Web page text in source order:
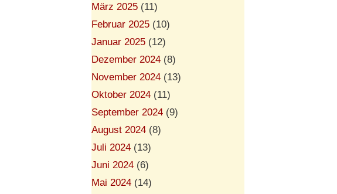
März 2025 (11)
Februar 2025 (10)
Januar 2025 (12)
Dezember 2024 (8)
November 2024 (13)
Oktober 2024 (11)
September 2024 (9)
August 2024 (8)
Juli 2024 (13)
Juni 2024 (6)
Mai 2024 (14)